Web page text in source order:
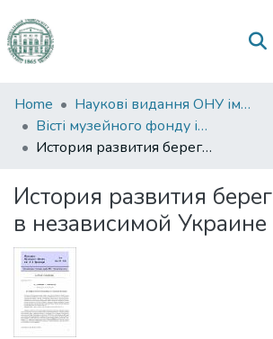
Communities
&
Collections
Statistics
Home
Наукові видання ОНУ імені І. І. Мечникова
Вісті музейного фонду ім. О. О. Браунера
История развития береговедения в независимой Украине
История развития
в независимой Украине